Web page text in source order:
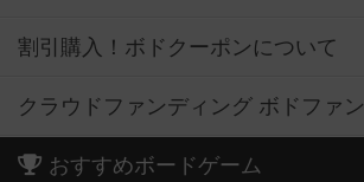
割引購入！ボドクーポンについて
クラウドファンディング ボドファン
おすすめボードゲーム